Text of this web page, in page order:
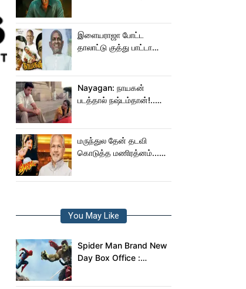
இளையராஜா போட்ட
தாலாட்டு குத்து பாட்டா
Nayagan: நாயகன்
படத்தால் நஷ்டம்தான்!..
மகள் பேட்டி..
மருந்துல தேன் தடவி
கொடுத்த மணிரத்னம்...
You May Like
Spider Man Brand New
Day Box Office :